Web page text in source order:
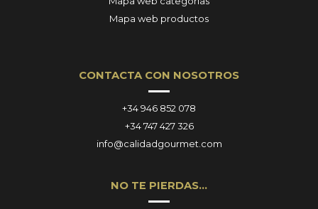
Mapa web productos
CONTACTA CON NOSOTROS
+34 946 852 078
+34 747 427 326
info@calidadgourmet.com
NO TE PIERDAS…